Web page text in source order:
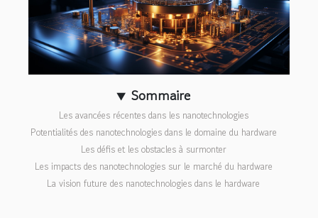
Sommaire
Les avancées récentes dans les nanotechnologies
Potentialités des nanotechnologies dans le domaine du hardware
Les défis et les obstacles à surmonter
Les impacts des nanotechnologies sur le marché du hardware
La vision future des nanotechnologies dans le hardware